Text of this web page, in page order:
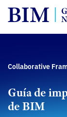
Collaborative
Guía de
de BIM